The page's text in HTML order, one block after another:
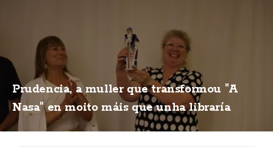
Prudencia, a muller que transformou "A
Nasa" en moito máis que unha libraría